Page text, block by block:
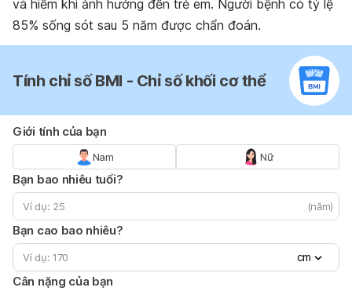
và hiếm khi ảnh hưởng đến trẻ em. Người bệnh có tỷ lệ
85% sống sót sau 5 năm được chẩn đoán.
Tính chỉ số BMI - Chỉ số khối cơ thể
Giới tính của bạn
Nam Nữ
Bạn bao nhiêu tuổi?
(năm)
Bạn cao bao nhiêu?
cm
Cân nặng của bạn